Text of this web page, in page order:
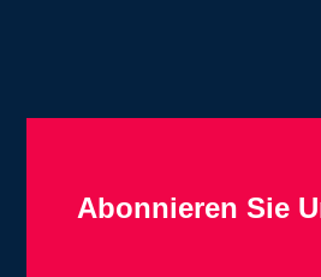
Abonnieren Sie